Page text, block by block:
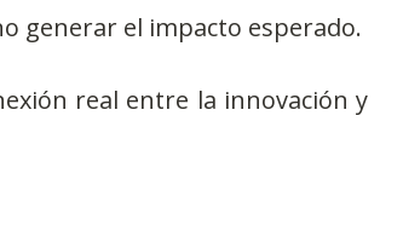
generar el impacto esperado.
real entre la innovación y